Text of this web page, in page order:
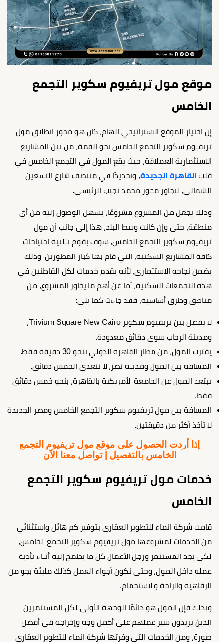
موقع مول تريفيوم سكوير التجمع
الخامس
إن اختيار الموقع الاستراتيجي الهام، كان هو محور انطلاق مول
تريفيوم سكوير التجمع الخامس نحو القمة، من بين المشاريع
الاستثمارية العملاقة، حيث يقع المول في التجمع الخامس في
قلب القاهرة الجديدة، وتحديدًا في منتصف شارع التسعين
الشمالي، ليجاور محور محمد نجيب الرئيسي.
وذلك يجعل من المشروع مشروعًا، يسهل الوصول إليه من أي
منطقة، حتى وإن كانت وسط البلد، هذا إلى جانب أن مول
تريفيوم سكوير التجمع الخامس، سوف يقوم بتلبية احتياجات
كافة المشاريع السكنية، التي قام بها كبار المطورين، وذلك
يضمن نجاحه الاستثماري، لأنه يقدم خدمات لكل القاطنين في
هذه التجمعات السكنية، أما عن أهم ما يجاور المشروع، من
مناطق وطرق أساسية، فقد جاءت كما يلي:
لا يفصل بين تريفيوم سكوير Trivium Square New Cairo،
ومدينة الرحاب سوى دقائق معدودة.
يقترب المول، من مطار القاهرة الدولي بنحو 30 دقيقة فقط.
المسافة بين المول ومدينة نصر، لا تتعدى الخمس دقائق.
يبتعد المول عن الجامعة الأمريكية بالقاهرة، بنحو خمس دقائق
فقط.
المسافة بين مول تريفيوم سكوير التجمع الخامس ومصر الجديدة
لا تأخذ أكثر من دقيقتين.
إذا أردت الحصول على موقع مول تريفيوم التجمع
الخامس بالتفصيل | تواصل معنا الآن
خدمات مول تريفيوم سكوير التجمع
الخامس
قامت شركة انماء للتطوير العقاري بتوفير كم هائل واستثنائي
من الخدمات لمشروعها مول تريفيوم سكوير التجمع الخامس،
لكي يجد المستثمر ورجل الأعمال كل ما يطمح إليه أثناء تأدية
عمله داخل المول، وحتى تكون أجواء العمل كذلك مليئة بجو من
الرفاهية والراحة والاستجمام.
وبذلك فإن المول هو دائمًا الوجهة الأولى لكل المستثمرين
الذين يريدون سير عملهم على أكمل وجه وإخراجه في أفضل
صورة، ومن الخدمات التي وفرتها شركة انماء للتطوير العقاري